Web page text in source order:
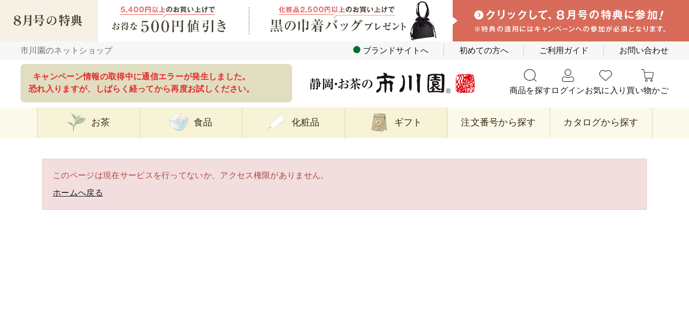
市川園のネットショップ ブランドサイトへ 初めての方へ ご利用ガイド お問い合わせ
キャンペーン情報の取得中に通信エラーが発生しました。
恐れ入りますが、しばらく経ってから再度お試しください。
商品を探す ログインお気に入り 買い物かご
お茶 食品 化粧品 ギフト 注文番号から探す カタログから探す
このページは現在サービスを行ってないか、アクセス権限がありません。
ホームへ戻る